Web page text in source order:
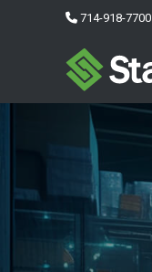
714-918-7700